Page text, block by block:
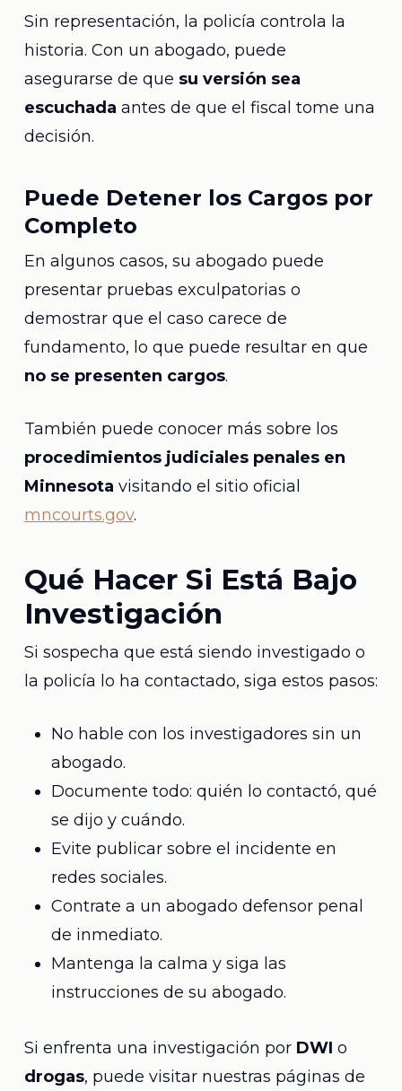
Sin representación, la policía controla la
historia. Con un abogado, puede
asegurarse de que su versión sea
escuchada antes de que el fiscal tome una
decisión.
Puede Detener los Cargos por
Completo
En algunos casos, su abogado puede
presentar pruebas exculpatorias o
demostrar que el caso carece de
fundamento, lo que puede resultar en que
no se presenten cargos.
También puede conocer más sobre los
procedimientos judiciales penales en
Minnesota visitando el sitio oficial
mncourts.gov.
Qué Hacer Si Está Bajo
Investigación
Si sospecha que está siendo investigado o
la policía lo ha contactado, siga estos pasos:
No hable con los investigadores sin un
abogado.
Documente todo: quién lo contactó, qué
se dijo y cuándo.
Evite publicar sobre el incidente en
redes sociales.
Contrate a un abogado defensor penal
de inmediato.
Mantenga la calma y siga las
instrucciones de su abogado.
Si enfrenta una investigación por DWI o
drogas, puede visitar nuestras páginas de